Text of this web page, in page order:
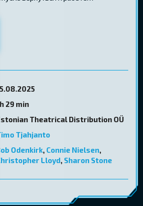
29 min
Theatrical Distribution OÜ
Tjahjanto
Odenkirk, Connie Nielsen,
Lloyd, Sharon Stone